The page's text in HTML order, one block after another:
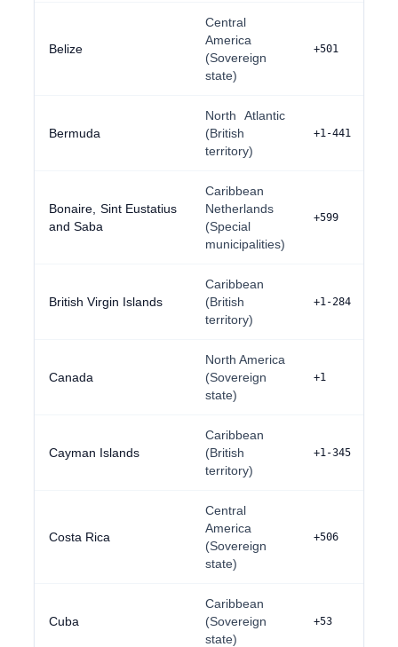
Belize
Central
America
(Sovereign
state)
+501
Bermuda
North Atlantic
(British
territory)
+1-441
Bonaire, Sint Eustatius
and Saba
Caribbean
Netherlands
(Special
municipalities)
+599
British Virgin Islands
Caribbean
(British
territory)
+1-284
Canada
North America
(Sovereign
state)
+1
Cayman Islands
Caribbean
(British
territory)
+1-345
Costa Rica
Central
America
(Sovereign
state)
+506
Cuba
Caribbean
(Sovereign
state)
+53